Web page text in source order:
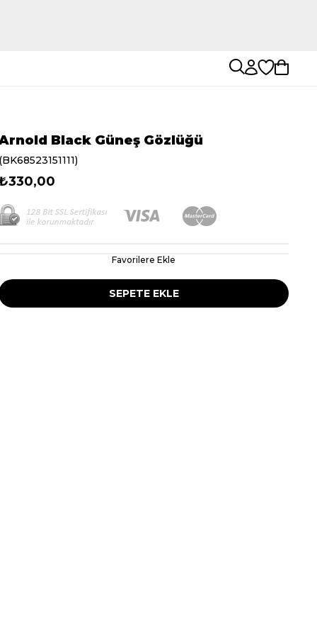
Black Güneş Gözlüğü
(BK68523151111)
Favorilere Ekle